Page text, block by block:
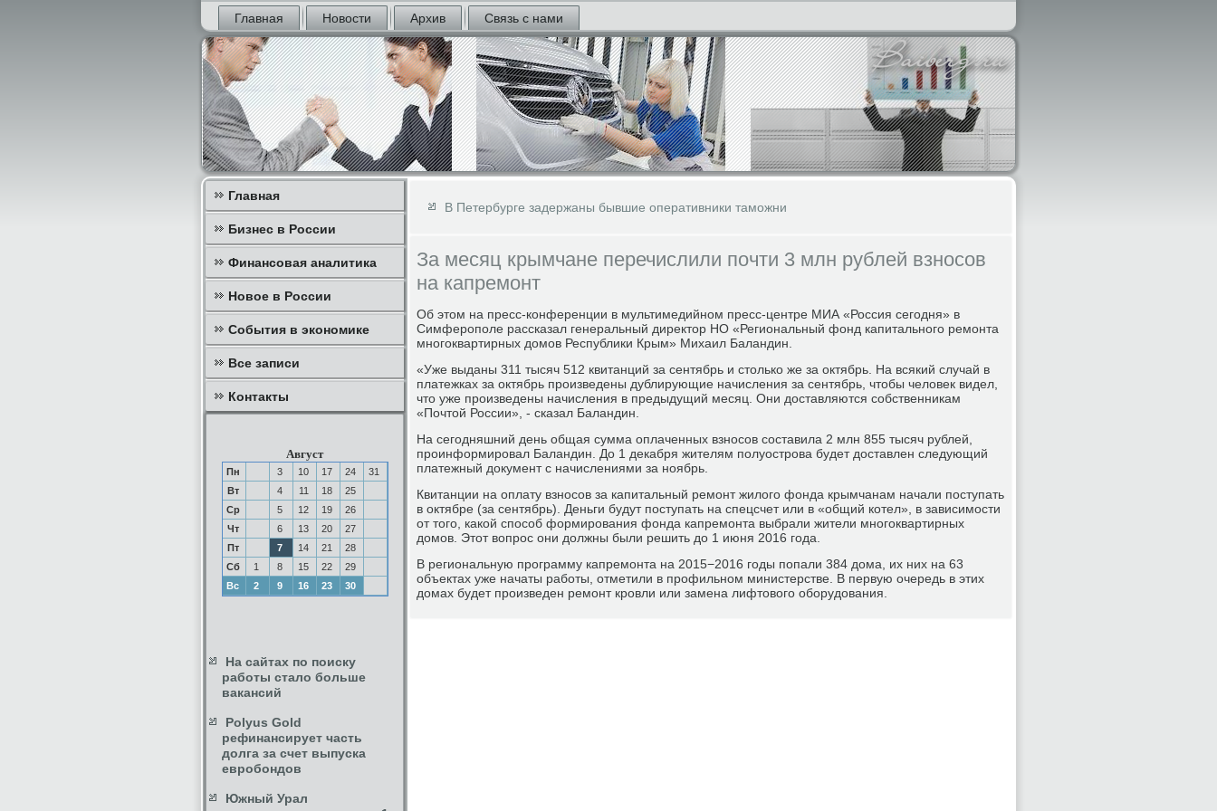
Главная Новости Архив Связь с нами
Главная
Бизнес в России
Финансовая аналитика
Новое в России
События в экономике
Все записи
Контакты
Август
Пн 3 10 17 24
31
Вт
4 11 18
25
Ср
5 12 19
26
Чт
6 13 20
27
Пт
7 14 21
28
Сб
1 8 15 22
29
Вс
2 9 16 23 30
На сайтах по поиску
работы стало больше
вакансий
Polyus Gold
рефинансирует часть
долга за счет выпуска
евробондов
Южный Урал
В Петербурге задержаны бывшие оперативники таможни
За месяц крымчане перечислили почти 3 млн рублей взносов
на капремонт
Об этом на пресс-конференции в мультимедийном пресс-центре МИА «Россия сегодня» в
Симферополе рассказал генеральный директор НО «Региональный фонд капитального ремонта
многоквартирных домов Республики Крым» Михаил Баландин.
«Уже выданы 311 тысяч 512 квитанций за сентябрь и столько же за октябрь. На всякий случай в
платежках за октябрь произведены дублирующие начисления за сентябрь, чтобы человек видел,
что уже произведены начисления в предыдущий месяц. Они доставляются собственникам
«Почтой России», - сказал Баландин.
На сегодняшний день общая сумма оплаченных взносов составила 2 млн 855 тысяч рублей,
проинформировал Баландин. До 1 декабря жителям полуострова будет доставлен следующий
платежный документ с начислениями за ноябрь.
Квитанции на оплату взносов за капитальный ремонт жилого фонда крымчанам начали поступать
в октябре (за сентябрь). Деньги будут поступать на спецсчет или в «общий котел», в зависимости
от того, какой способ формирования фонда капремонта выбрали жители многоквартирных
домов. Этот вопрос они должны были решить до 1 июня 2016 года.
В региональную программу капремонта на 2015−2016 годы попали 384 дома, их них на 63
объектах уже начаты работы, отметили в профильном министерстве. В первую очередь в этих
домах будет произведен ремонт кровли или замена лифтового оборудования.